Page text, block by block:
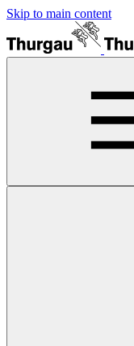
Skip to main content